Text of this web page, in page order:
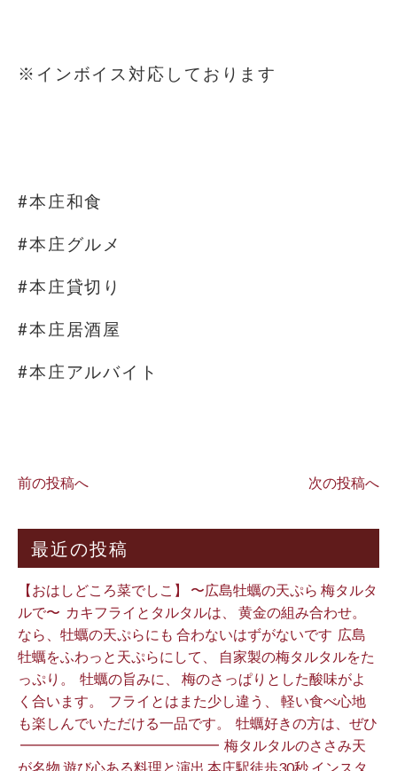
※インボイス対応しております
#本庄和食
#本庄グルメ
#本庄貸切り
#本庄居酒屋
#本庄アルバイト
前の投稿へ 次の投稿へ
最近の投稿
【おはしどころ菜でしこ】 〜広島牡蠣の天ぷら 梅タルタ
ルで〜 ⁡ カキフライとタルタルは、 黄金の組み合わせ。 ⁡
なら、牡蠣の天ぷらにも 合わないはずがないです ⁡ 広島
牡蠣をふわっと天ぷらにして、 自家製の梅タルタルをた
っぷり。 ⁡ 牡蠣の旨みに、 梅のさっぱりとした酸味がよ
く合います。 ⁡ フライとはまた少し違う、 軽い食べ心地
も楽しんでいただける一品です。 ⁡ 牡蠣好きの方は、ぜひ
⁡ ━━━━━━━━━━━━━━ ⁡ 梅タルタルのささみ天
が名物 遊び心ある料理と演出 本庄駅徒歩30秒 インスタ